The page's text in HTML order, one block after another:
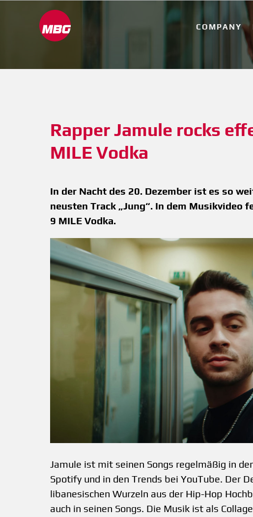
COMPANY
Rapper Jamule rocks
MILE Vodka
In der Nacht des 20. Dezember ist es so
neusten Track „Jung“. In dem Musikvideo
9 MILE Vodka.
Jamule ist mit seinen Songs regelmäßig in
Spotify und in den Trends bei YouTube. Der
libanesischen Wurzeln aus der Hip-Hop
auch in seinen Songs. Die Musik ist als